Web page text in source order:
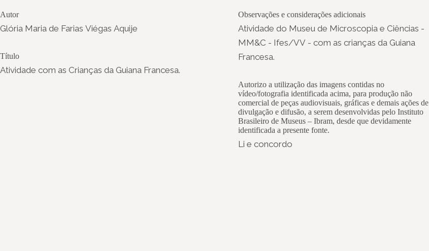
Autor
Glória Maria de Farias Viégas Aquije
Título
Atividade com as Crianças da Guiana Francesa.
Observações e considerações adicionais
Atividade do Museu de Microscopia e Ciências -
MM&C - Ifes/VV - com as crianças da Guiana
Francesa.
Autorizo a utilização das imagens contidas no
vídeo/fotografia identificada acima, para produção não
comercial de peças audiovisuais, gráficas e demais ações de
divulgação e difusão, a serem desenvolvidas pelo Instituto
Brasileiro de Museus – Ibram, desde que devidamente
identificada a presente fonte.
Li e concordo